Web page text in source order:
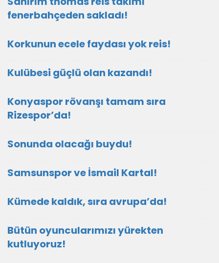
fenerbahçeden sakladı!
Korkunun ecele faydası yok reis!
Kulübesi güçlü olan kazandı!
Konyaspor rövanşı tamam sıra
Rizespor’da!
Sonunda olacağı buydu!
Samsunspor ve İsmail Kartal!
Kümede kaldık, sıra avrupa’da!
Bütün oyuncularımızı yürekten
kutluyoruz!